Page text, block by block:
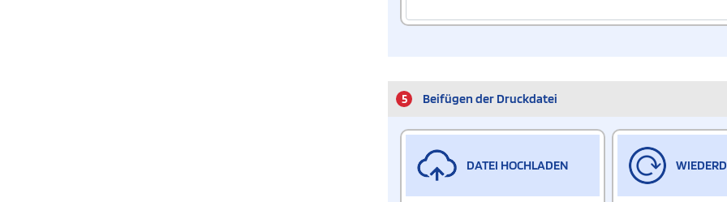
5 Beifügen der Druckdatei
DATEI HOCHLADEN